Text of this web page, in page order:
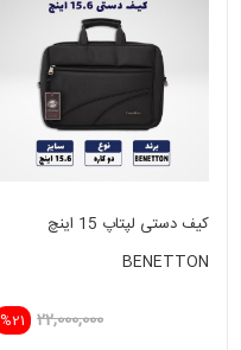
کیف دستی لپتاپ 15 اینچ
BENETTON
%21 22,000,000